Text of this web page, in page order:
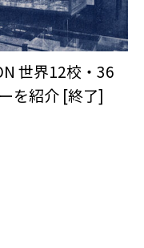
世界12校・36
を紹介 [終了]